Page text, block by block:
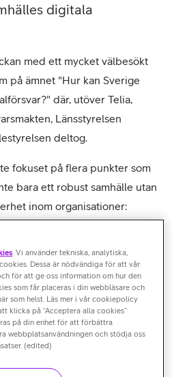
digitala
med ett mycket välbesökt
på ämnet "Hur kan Sverige
där, utöver Telia,
Länsstyrelsen
deltog.
fokuset på flera punkter som
bara ett robust samhälle utan
inom organisationer:
vi säkrar upp basen allra först.
och skapa en
ske utan att skrämmas,
den verklighet vi lever
och
tänkbara scenario. Det ger oss
. Vi använder tekniska, analytiska,
Dessa är nödvändiga för att vår
för att ge oss information om hur den
som får placeras i din webbläsare och
som helst. Läs mer i vår cookiepolicy
klicka på “Acceptera alla cookies”
på din enhet för att förbättra
webbplatsanvändningen och stödja oss
(edited)